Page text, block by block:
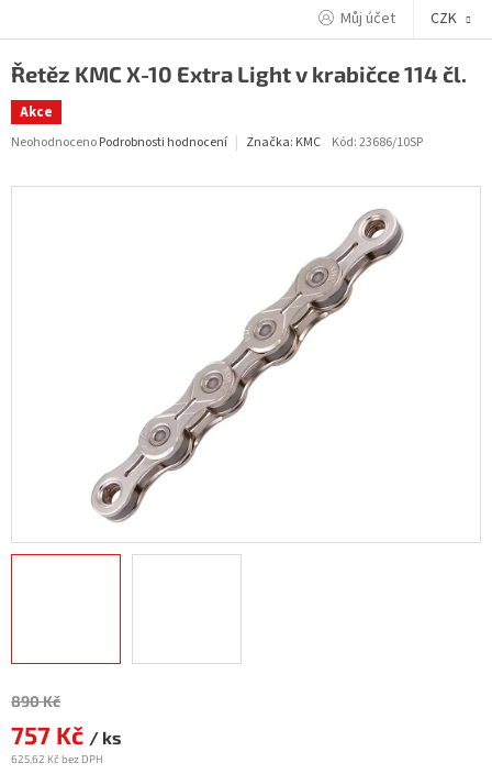
Můj účet CZK
Řetěz KMC X-10 Extra Light v krabičce 114 čl.
Akce
Průměrné
NeohodnocenoPodrobnosti hodnocení Značka: KMC Kód:23686/10SP
890 Kč
757 Kč / ks
625,62 Kč bez DPH
Měrná